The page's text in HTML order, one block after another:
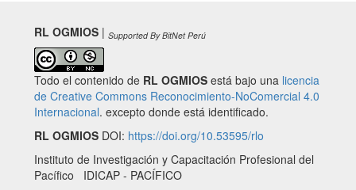
RL OGMIOS | Supported By BitNet Perú
Todo el contenido de RL OGMIOS está bajo una licencia
de Creative Commons Reconocimiento-NoComercial 4.0
Internacional. excepto donde está identificado.
RL OGMIOS DOI: https://doi.org/10.53595/rlo
Instituto de Investigación y Capacitación Profesional del
Pacífico IDICAP - PACÍFICO